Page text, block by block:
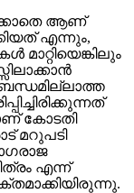
ആണ്
എന്നും,
കോടതി
മറുപടി
എന്ന്